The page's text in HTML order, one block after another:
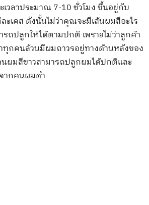
เวลาประมาณ 7-10 ชั่วโมง ขึ้นอยู่กับ
ะเคส ดังนั้นไม่ว่าคุณจะมีเส้นผมสีอะไร
ปลูกให้ได้ตามปกติ เพราะไม่ว่าลูกค้า
กคนล้วนมีผมถาวรอยู่ทางด้านหลังของ
นผมสีขาวสามารถปลูกผมได้ปกติและ
ากคนผมดำ